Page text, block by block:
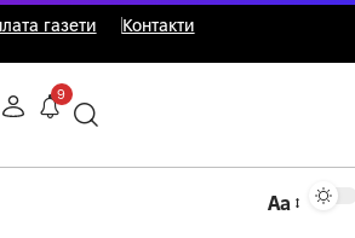
газети Контакти
9
Аа